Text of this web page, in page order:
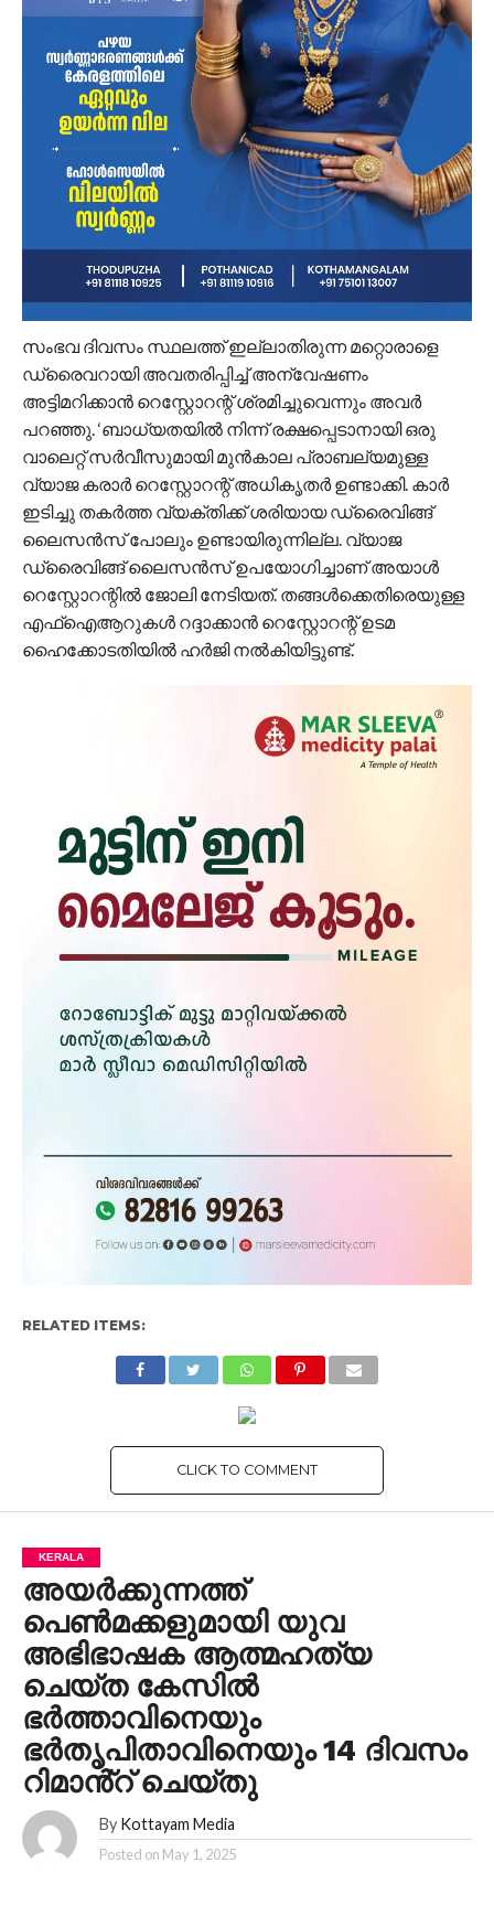
സംഭവ ദിവസം സ്ഥലത്ത് ഇല്ലാതിരുന്ന മറ്റൊരാളെ
ഡ്രൈവറായി അവതരിപ്പിച്ച് അന്വേഷണം
അട്ടിമറിക്കാൻ റെസ്റ്റോറന്റ് ശ്രമിച്ചുവെന്നും അവർ
പറഞ്ഞു. ‘ബാധ്യതയിൽ നിന്ന് രക്ഷപ്പെടാനായി ഒരു
വാലെറ്റ് സർവീസുമായി മുൻകാല പ്രാബല്യമുള്ള
വ്യാജ കരാർ റെസ്റ്റോറന്റ് അധികൃതർ ഉണ്ടാക്കി. കാർ
ഇടിച്ചു തകർത്ത വ്യക്തിക്ക് ശരിയായ ഡ്രൈവിങ്ങ്
ലൈസൻസ് പോലും ഉണ്ടായിരുന്നില്ല. വ്യാജ
ഡ്രൈവിങ്ങ് ലൈസൻസ് ഉപയോഗിച്ചാണ് അയാൾ
റെസ്റ്റോറന്റിൽ ജോലി നേടിയത്. തങ്ങൾക്കെതിരെയുള്ള
എഫ്‌ഐആറുകൾ റദ്ദാക്കാൻ റെസ്റ്റോറന്റ് ഉടമ
ഹൈക്കോടതിയിൽ ഹർജി നൽകിയിട്ടുണ്ട്.
RELATED ITEMS:
CLICK TO COMMENT
KERALA
അയർക്കുന്നത്ത്
പെൺമക്കളുമായി യുവ
അഭിഭാഷക ആത്മഹത്യ
ചെയ്ത കേസില്‍
ഭർത്താവിനെയും
ഭർതൃപിതാവിനെയും 14 ദിവസം
റിമാൻ്റ് ചെയ്തു
By Kottayam Media
Posted on May 1, 2025